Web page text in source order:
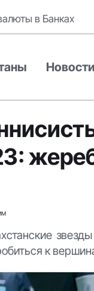
в Банках
к